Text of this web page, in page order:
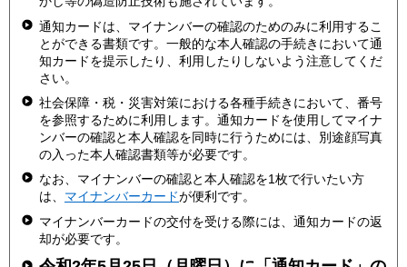
通知カードは、マイナンバーの確認のためのみに利用するこ
とができる書類です。一般的な本人確認の手続きにおいて通
知カードを提示したり、利用したりしないよう注意してくだ
さい。
社会保障・税・災害対策における各種手続きにおいて、番号
を参照するために利用します。通知カードを使用してマイナ
ンバーの確認と本人確認を同時に行うためには、別途顔写真
の入った本人確認書類等が必要です。
なお、マイナンバーの確認と本人確認を1枚で行いたい方
は、 マイナンバーカードが便利です。
マイナンバーカードの交付を受ける際には、通知カードの返
却が必要です。